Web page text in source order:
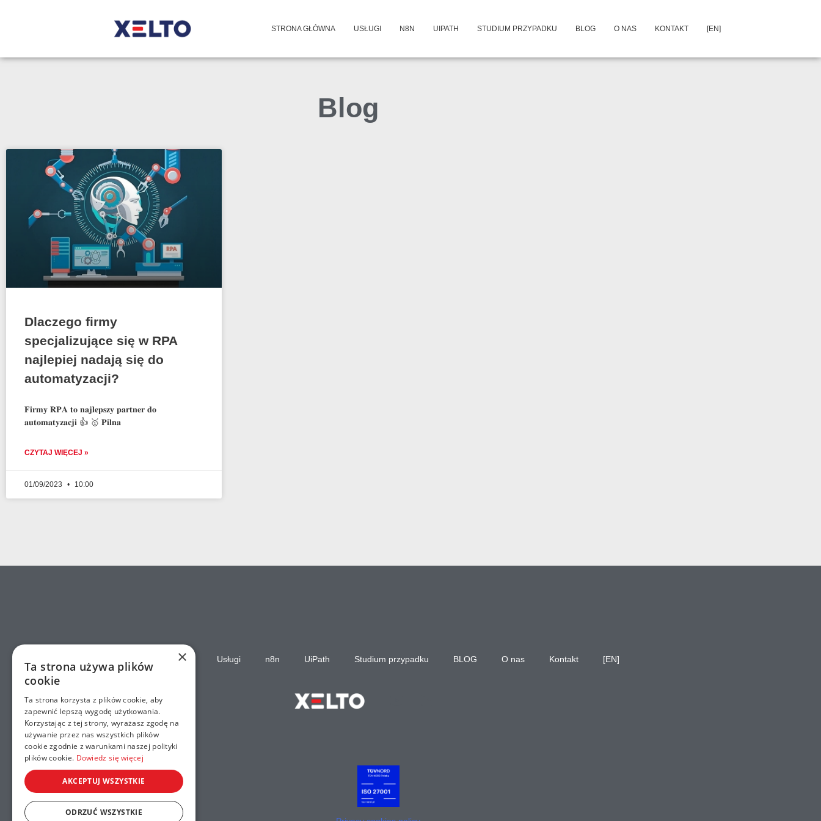
STRONA GŁÓWNA USŁUGI N8N UIPATH STUDIUM PRZYPADKU BLOG O NAS KONTAKT [EN]
Blog
Dlaczego firmy
specjalizujące się w RPA
najlepiej nadają się do
automatyzacji?
𝐅𝐢𝐫𝐦𝐲 𝐑𝐏𝐀 𝐭𝐨 𝐧𝐚𝐣𝐥𝐞𝐩𝐬𝐳𝐲 𝐩𝐚𝐫𝐭𝐧𝐞𝐫 𝐝𝐨
𝐚𝐮𝐭𝐨𝐦𝐚𝐭𝐲𝐳𝐚𝐜𝐣𝐢 👍 🥇 𝐏𝐢𝐥𝐧𝐚
CZYTAJ WIĘCEJ »
01/09/2023 10:00
Strona główna Usługi n8n UiPath Studium przypadku BLOG O nas Kontakt [EN]
×
Ta strona używa plików
cookie
Ta strona korzysta z plików cookie, aby
zapewnić lepszą wygodę użytkowania.
Korzystając z tej strony, wyrażasz zgodę na
używanie przez nas wszystkich plików
cookie zgodnie z warunkami naszej polityki
plików cookie. Dowiedz się więcej
AKCEPTUJ WSZYSTKIE
ODRZUĆ WSZYSTKIE